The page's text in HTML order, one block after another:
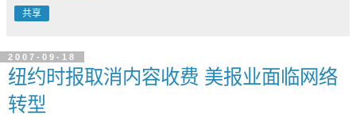
共享
2007-09-18
纽约时报取消内容收费 美报业面临网络
转型